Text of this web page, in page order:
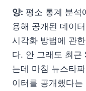
양: 평소 통계 분석
용해 공개된 데이
시각화 방법에 관
다. 안 그래도 최근
는데 마침 뉴스타
이터를 공개했다